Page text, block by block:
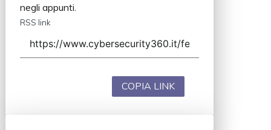
negli appunti.
RSS link
COPIA LINK